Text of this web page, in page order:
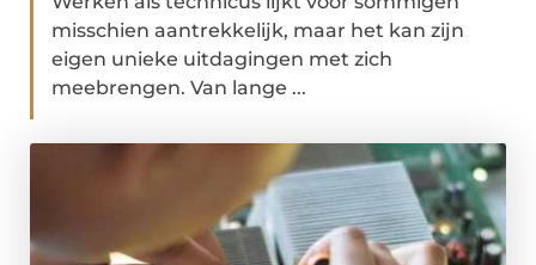
misschien aantrekkelijk, maar het kan zijn
eigen unieke uitdagingen met zich
meebrengen. Van lange ...